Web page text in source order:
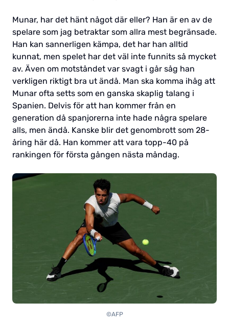
Munar, har det hänt något där eller? Han är en av de
spelare som jag betraktar som allra mest begränsade.
Han kan sannerligen kämpa, det har han alltid
kunnat, men spelet har det väl inte funnits så mycket
av. Även om motståndet var svagt i går såg han
verkligen riktigt bra ut ändå. Man ska komma ihåg att
Munar ofta setts som en ganska skaplig talang i
Spanien. Delvis för att han kommer från en
generation då spanjorerna inte hade några spelare
alls, men ändå. Kanske blir det genombrott som 28-
åring här då. Han kommer att vara topp-40 på
rankingen för första gången nästa måndag.
©AFP